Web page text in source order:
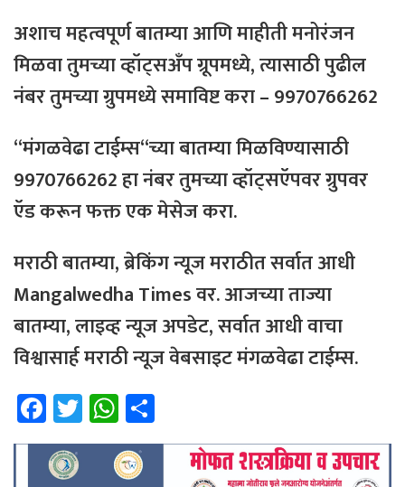
अशाचमहत्वपूर्णबातम्याआणिमाहीतीमनोरंजन
मिळवातुमच्याव्हॉट्सअँपग्रूपमध्ये,त्यासाठीपुढील
नंबरतुमच्याग्रुपमध्येसमाविष्टकरा– 9970766262
“मंगळवेढाटाईम्स“च्याबातम्यामिळविण्यासाठी
9970766262हानंबरतुमच्याव्हॉट्सऍपवरग्रुपवर
ऍडकरूनफक्तएकमेसेजकरा.
मराठीबातम्या,ब्रेकिंगन्यूजमराठीतसर्वातआधी
Mangalwedha Timesवर.आजच्याताज्या
बातम्या,लाइव्हन्यूजअपडेट,सर्वातआधीवाचा
विश्वासार्हमराठीन्यूजवेबसाइटमंगळवेढाटाईम्स.
Fa
ce
b
T
wi
W
h
at
ar